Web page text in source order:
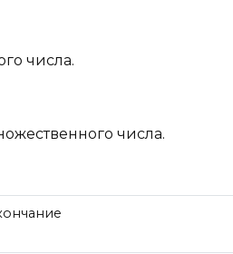
числа.
числа.